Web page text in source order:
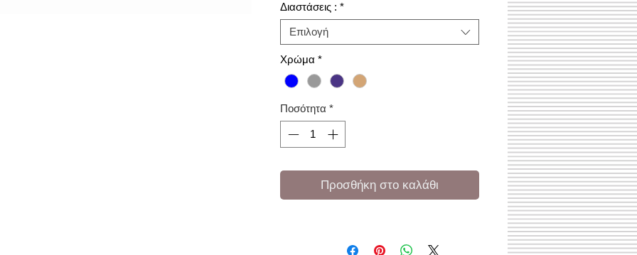
Διαστάσεις : *
Επιλογή
Χρώμα *
Ποσότητα *
Προσθήκη στο καλάθι